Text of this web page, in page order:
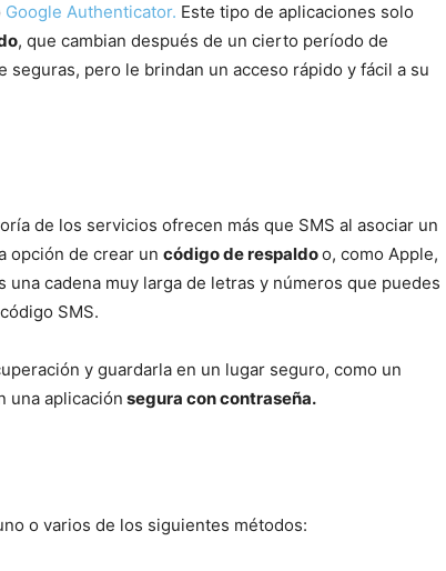
Google Authenticator. Este tipo de aplicaciones solo
, que cambian después de un cierto período de
pero le brindan un acceso rápido y fácil a su
de los servicios ofrecen más que SMS al asociar un
opción de crear un código de respaldoo, como Apple,
cadena muy larga de letras y números que puedes
SMS.
y guardarla en un lugar seguro, como un
una aplicación segura con contraseña.
o varios de los siguientes métodos: